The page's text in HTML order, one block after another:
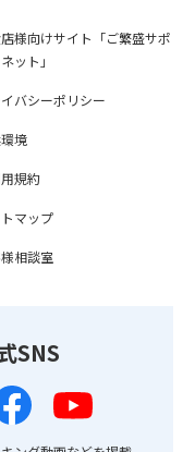
様向けサイト「ご繁盛サポ
ット」
バシーポリシー
境
規約
マップ
相談室
SNS